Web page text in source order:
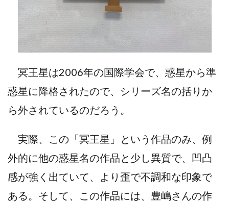
冥王星は2006年の国際学会で、惑星から準
惑星に降格されたので、シリーズ名の括りか
ら外されているのだろう。
実際、この「冥王星」という作品のみ、例
外的に他の惑星名の作品と少し異質で、凹凸
感が強く出ていて、より歪で不調和な印象で
ある。そして、この作品には、豊嶋さんの作